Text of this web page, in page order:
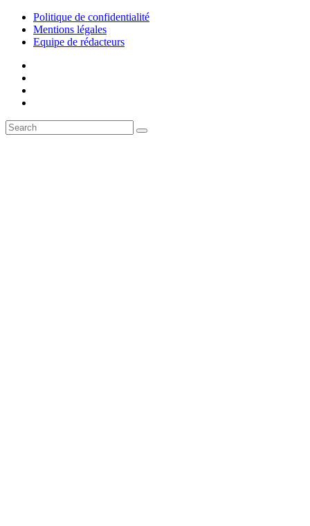
Politique de confidentialité
Mentions légales
Equipe de rédacteurs